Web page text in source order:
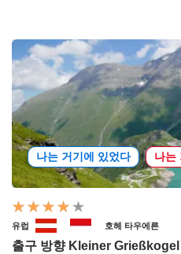
나는 거기에 있었다 나는
유럽 호헤 타우에른
출구 방향 Kleiner Grießkogel